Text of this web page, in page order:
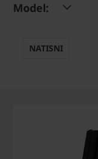
Model:
NATISNI